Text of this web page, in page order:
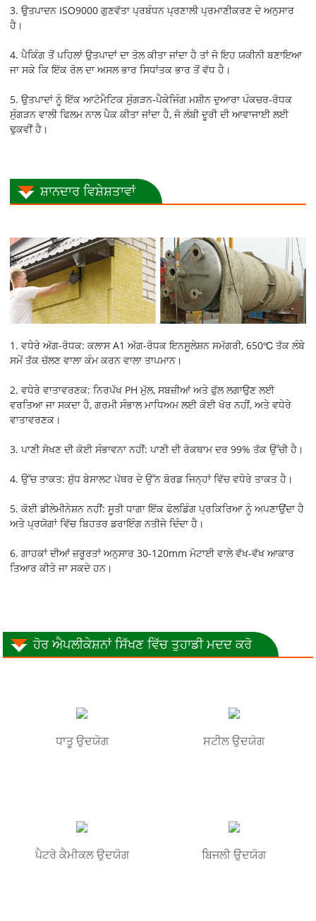
3. ਉਤਪਾਦਨ ISO9000 ਗੁਣਵੱਤਾ ਪ੍ਰਬੰਧਨ ਪ੍ਰਣਾਲੀ ਪ੍ਰਮਾਣੀਕਰਣ ਦੇ ਅਨੁਸਾਰ
ਹੈ।
4. ਪੈਕਿੰਗ ਤੋਂ ਪਹਿਲਾਂ ਉਤਪਾਦਾਂ ਦਾ ਤੋਲ ਕੀਤਾ ਜਾਂਦਾ ਹੈ ਤਾਂ ਜੋ ਇਹ ਯਕੀਨੀ ਬਣਾਇਆ
ਜਾ ਸਕੇ ਕਿ ਇੱਕ ਰੋਲ ਦਾ ਅਸਲ ਭਾਰ ਸਿਧਾਂਤਕ ਭਾਰ ਤੋਂ ਵੱਧ ਹੈ।
5. ਉਤਪਾਦਾਂ ਨੂੰ ਇੱਕ ਆਟੋਮੈਟਿਕ ਸੁੰਗੜਨ-ਪੈਕੇਜਿੰਗ ਮਸ਼ੀਨ ਦੁਆਰਾ ਪੰਕਚਰ-ਰੋਧਕ
ਸੁੰਗੜਨ ਵਾਲੀ ਫਿਲਮ ਨਾਲ ਪੈਕ ਕੀਤਾ ਜਾਂਦਾ ਹੈ, ਜੋ ਲੰਬੀ ਦੂਰੀ ਦੀ ਆਵਾਜਾਈ ਲਈ
ਢੁਕਵੀਂ ਹੈ।
ਸ਼ਾਨਦਾਰ ਵਿਸ਼ੇਸ਼ਤਾਵਾਂ
1. ਵਧੇਰੇ ਅੱਗ-ਰੋਧਕ: ਕਲਾਸ A1 ਅੱਗ-ਰੋਧਕ ਇਨਸੂਲੇਸ਼ਨ ਸਮੱਗਰੀ, 650℃ ਤੱਕ ਲੰਬੇ
ਸਮੇਂ ਤੱਕ ਚੱਲਣ ਵਾਲਾ ਕੰਮ ਕਰਨ ਵਾਲਾ ਤਾਪਮਾਨ।
2. ਵਧੇਰੇ ਵਾਤਾਵਰਣਕ: ਨਿਰਪੱਖ PH ਮੁੱਲ, ਸਬਜ਼ੀਆਂ ਅਤੇ ਫੁੱਲ ਲਗਾਉਣ ਲਈ
ਵਰਤਿਆ ਜਾ ਸਕਦਾ ਹੈ, ਗਰਮੀ ਸੰਭਾਲ ਮਾਧਿਅਮ ਲਈ ਕੋਈ ਖੋਰ ਨਹੀਂ, ਅਤੇ ਵਧੇਰੇ
ਵਾਤਾਵਰਣਕ।
3. ਪਾਣੀ ਸੋਖਣ ਦੀ ਕੋਈ ਸੰਭਾਵਨਾ ਨਹੀਂ: ਪਾਣੀ ਦੀ ਰੋਕਥਾਮ ਦਰ 99% ਤੱਕ ਉੱਚੀ ਹੈ।
4. ਉੱਚ ਤਾਕਤ: ਸ਼ੁੱਧ ਬੇਸਾਲਟ ਪੱਥਰ ਦੇ ਉੱਨ ਬੋਰਡ ਜਿਨ੍ਹਾਂ ਵਿੱਚ ਵਧੇਰੇ ਤਾਕਤ ਹੈ।
5. ਕੋਈ ਡੀਲੇਮੀਨੇਸ਼ਨ ਨਹੀਂ: ਸੂਤੀ ਧਾਗਾ ਇੱਕ ਫੋਲਡਿੰਗ ਪ੍ਰਕਿਰਿਆ ਨੂੰ ਅਪਣਾਉਂਦਾ ਹੈ
ਅਤੇ ਪ੍ਰਯੋਗਾਂ ਵਿੱਚ ਬਿਹਤਰ ਡਰਾਇੰਗ ਨਤੀਜੇ ਦਿੰਦਾ ਹੈ।
6. ਗਾਹਕਾਂ ਦੀਆਂ ਜ਼ਰੂਰਤਾਂ ਅਨੁਸਾਰ 30-120mm ਮੋਟਾਈ ਵਾਲੇ ਵੱਖ-ਵੱਖ ਆਕਾਰ
ਤਿਆਰ ਕੀਤੇ ਜਾ ਸਕਦੇ ਹਨ।
ਹੋਰ ਐਪਲੀਕੇਸ਼ਨਾਂ ਸਿੱਖਣ ਵਿੱਚ ਤੁਹਾਡੀ ਮਦਦ ਕਰੋ
ਧਾਤੂ ਉਦਯੋਗ ਸਟੀਲ ਉਦਯੋਗ
ਪੈਟਰੋ ਕੈਮੀਕਲ ਉਦਯੋਗ ਬਿਜਲੀ ਉਦਯੋਗ